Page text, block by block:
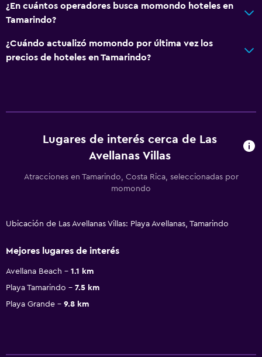
¿En cuántos operadores busca momondo hoteles en
Tamarindo?
¿Cuándo actualizó momondo por última vez los
precios de hoteles en Tamarindo?
Lugares de interés cerca de Las
Avellanas Villas
Atracciones en Tamarindo, Costa Rica, seleccionadas por
momondo
Ubicación de Las Avellanas Villas: Playa Avellanas, Tamarindo
Mejores lugares de interés
Avellana Beach
1.1 km
Playa Tamarindo
7.5 km
Playa Grande
9.8 km